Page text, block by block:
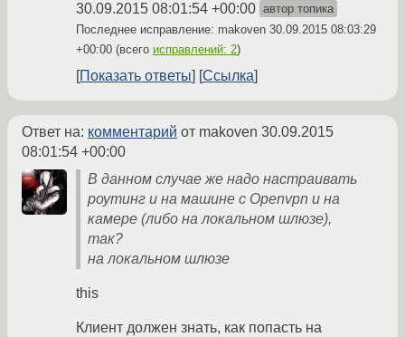
30.09.2015 08:01:54 +00:00 автор топика
Последнее исправление: makoven 30.09.2015 08:03:29
+00:00 (всего исправлений: 2)
Показать ответы Ссылка
Ответ на: комментарий от makoven 30.09.2015
08:01:54 +00:00
В данном случае же надо настраивать
роутинг и на машине с Openvpn и на
камере (либо на локальном шлюзе),
так?
на локальном шлюзе
this
Клиент должен знать, как попасть на